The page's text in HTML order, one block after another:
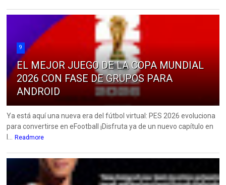
9
EL MEJOR JUEGO DE LA COPA MUNDIAL
2026 CON FASE DE GRUPOS PARA
ANDROID
Ya está aquí una nueva era del fútbol virtual: PES 2026 evoluciona
para convertirse en eFootball ¡Disfruta ya de un nuevo capítulo en
Readmore